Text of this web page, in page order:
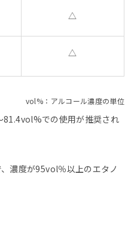
△
△
vol%：アルコール濃度の単位
81.4vol%での使用が推奨され
濃度が95vol％以上のエタノ